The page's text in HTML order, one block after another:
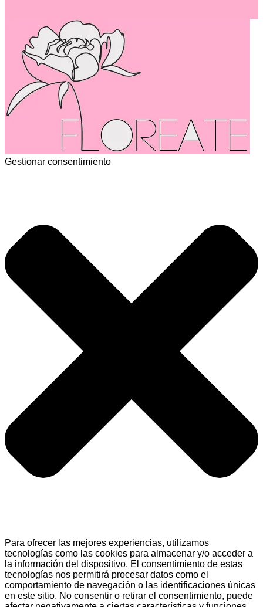
Gestionar consentimiento
Para ofrecer las mejores experiencias, utilizamos
tecnologías como las cookies para almacenar y/o acceder a
la información del dispositivo. El consentimiento de estas
tecnologías nos permitirá procesar datos como el
comportamiento de navegación o las identificaciones únicas
en este sitio. No consentir o retirar el consentimiento, puede